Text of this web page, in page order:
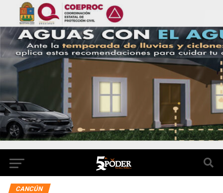
CANCÚN